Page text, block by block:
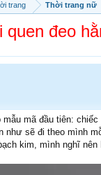
trang Thời trang nữ
quen đeo
mã đầu tiên:
như sẽ đi theo mình
kim, mình nghĩ